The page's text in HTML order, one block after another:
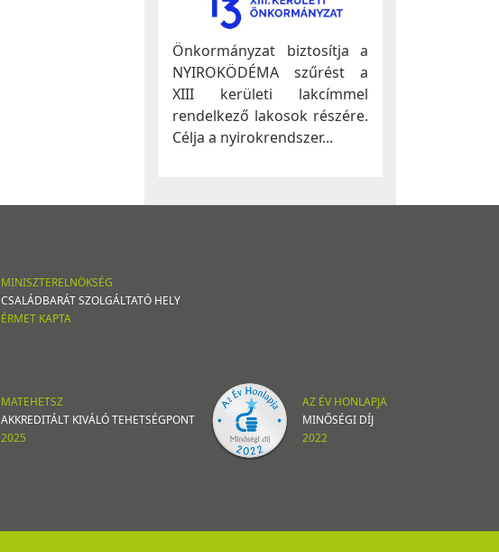
Önkormányzat biztosítja a
NYIROKÖDÉMA szűrést a
XIII kerületi lakcímmel
rendelkező lakosok részére.
Célja a nyirokrendszer...
MINISZTERELNÖKSÉG
CSALÁDBARÁT SZOLGÁLTATÓ HELY
ÉRMET KAPTA
MATEHETSZ
AKKREDITÁLT KIVÁLÓ TEHETSÉGPONT
2025
AZ ÉV HONLAPJA
MINŐSÉGI DÍJ
2022